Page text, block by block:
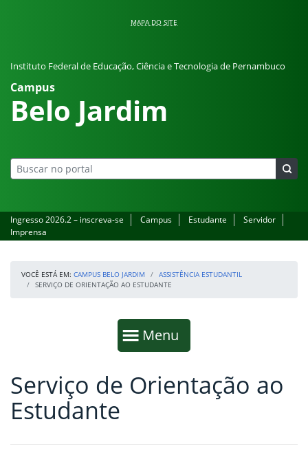
MAPA DO SITE
Instituto Federal de Educação, Ciência e Tecnologia de Pernambuco
Campus
Belo Jardim
Ingresso 2026.2 – inscreva-se Campus Estudante
Servidor
Imprensa
VOCÊ ESTÁ EM: CAMPUS BELO JARDIM
ASSISTÊNCIA ESTUDANTIL
SERVIÇO DE ORIENTAÇÃO AO ESTUDANTE
Mostrar
Menu
Fim da navegação
Início do conteúdo
Serviço de Orientação ao
Estudante